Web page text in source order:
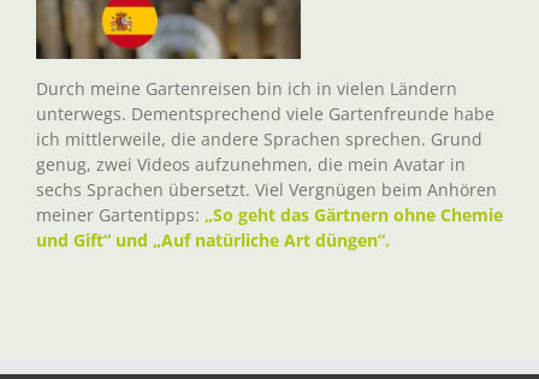
Durch meine Gartenreisen bin ich in vielen Ländern
unterwegs. Dementsprechend viele Gartenfreunde habe
ich mittlerweile, die andere Sprachen sprechen. Grund
genug, zwei Videos aufzunehmen, die mein Avatar in
sechs Sprachen übersetzt. Viel Vergnügen beim Anhören
meiner Gartentipps: „So geht das Gärtnern ohne Chemie
und Gift“ und „Auf natürliche Art düngen“.